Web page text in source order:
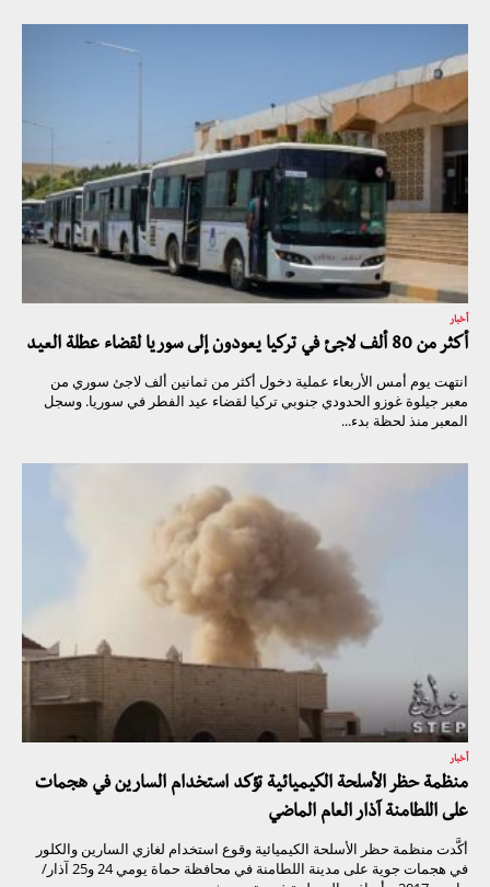
أخبار
أكثر من 80 ألف لاجئ في تركيا يعودون إلى سوريا لقضاء عطلة العيد
انتهت يوم أمس الأربعاء عملية دخول أكثر من ثمانين ألف لاجئ سوري من
معبر جيلوة غوزو الحدودي جنوبي تركيا لقضاء عيد الفطر في سوريا. وسجل
المعبر منذ لحظة بدء...
أخبار
منظمة حظر الأسلحة الكيميائية تؤكد استخدام السارين في هجمات
على اللطامنة آذار العام الماضي
أكَّدت منظمة حظر الأسلحة الكيميائية وقوع استخدام لغازي السارين والكلور
في هجمات جوية على مدينة اللطامنة في محافظة حماة يومي 24 و25 آذار/